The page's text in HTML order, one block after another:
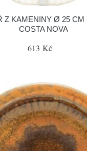
Z KAMENINY Ø 25 CM
COSTA NOVA
613 Kč